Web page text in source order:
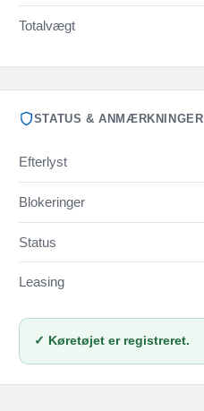
Totalvægt
STATUS & ANMÆRKNINGER
Efterlyst
Blokeringer
Status
Leasing
✓ Køretøjet er registreret.